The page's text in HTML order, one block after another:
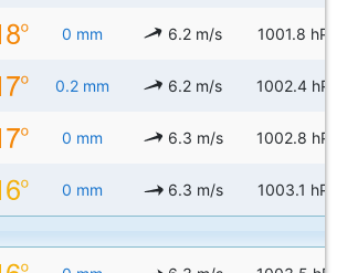
0 mm 6.2 m/s 1001.8 hPa
0.2 mm 6.2 m/s 1002.4 hPa
0 mm 6.3 m/s 1002.8 hPa
0 mm 6.3 m/s 1003.1 hPa